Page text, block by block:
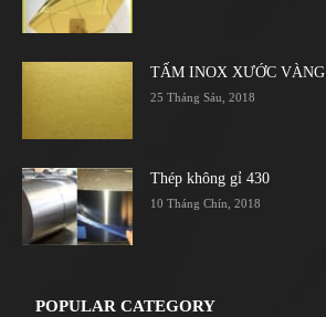
TẤM INOX XƯỚC VÀNG
25 Tháng Sáu, 2018
Thép không gỉ 430
10 Tháng Chín, 2018
POPULAR CATEGORY